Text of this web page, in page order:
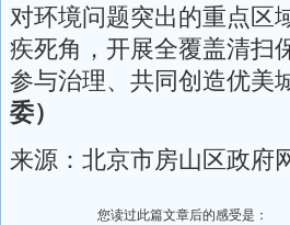
对环境问题突出的重点区
疾死角，开展全覆盖清扫
参与治理、共同创造优美
委）
来源：北京市房山区政府
您读过此篇文章后的感受是：